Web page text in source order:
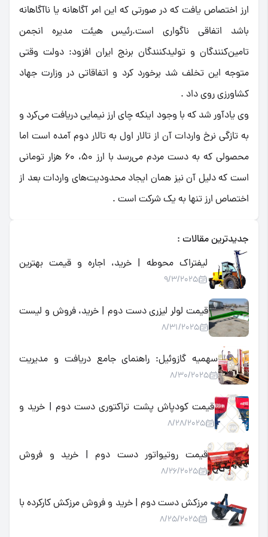
ارز اختصاص یافت که در صورتی که این امر آگاهانه یا ناآگاهانه
باشد اتفاقی ناگواری است.رئیس هیئت مدیره انجمن
تامین‌کنندگان و تولیدکنندگان برنج ایران افزود: دولت وقتی
متوجه این تخلف شد برخورد کرد و اتفاقاتی در وزارت جهاد
کشاورزی روی داد .
وی یادآور شد که با وجود اینکه چای ارز نیمایی دریافت می‌کرد و
به تازگی نرخ واردات آن از تالار اول به تالار دوم آمده است اما
محصولی که به دست مردم می‌رسد با ارز 50، 60 هزار تومانی
است که دلیل آن نیز همان ایجاد محدودیت‌های واردات بعد از
اختصاص ارز تنها به یک شرکت است .
جدیدترین مقالات :
لیفتراک محوطه | خرید، اجاره و قیمت بهترین
لیفتراک فضای باز و صنعتی
9/3/2025
قیمت لولر لیزری دست دوم | خرید، فروش و لیست
قیمت لولر لیزری کارکرده
8/31/2025
سهمیه گازوئیل: راهنمای جامع دریافت و مدیریت
سوخت یارانه‌ای کشاورزی برای تراکتورها و ماشین‌آلات
8/30/2025
قیمت کودپاش پشت تراکتوری دست دوم | خرید و
فروش کودپاش کارکرده با بهترین قیمت
8/28/2025
قیمت روتیواتور دست دوم | خرید و فروش
روتیواتور کارکرده ارزان در بازار
8/26/2025
مرزکش دست دوم | خرید و فروش مرزکش کارکرده با
بهترین قیمت در بازار
8/25/2025